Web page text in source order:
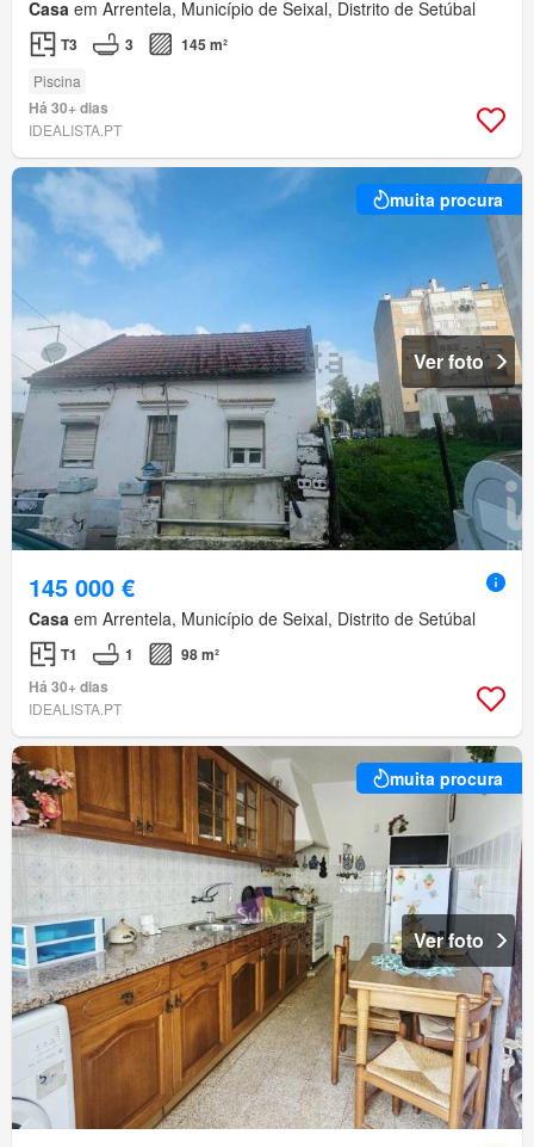
Casa em Arrentela, Município de Seixal, Distrito de Setúbal
T3 3 145 m²
Piscina
Há 30+ dias
IDEALISTA.PT
muita procura
Ver foto
145 000 €
Casa em Arrentela, Município de Seixal, Distrito de Setúbal
T1 1
98 m²
Há 30+ dias
IDEALISTA.PT
muita procura
Ver foto